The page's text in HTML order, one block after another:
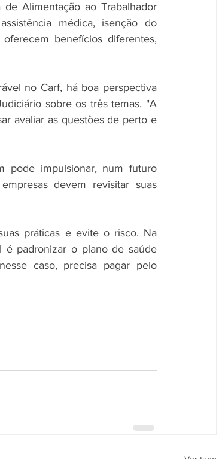
Alimentação ao Trabalhador
médica, isenção do
benefícios diferentes,
no Carf, há boa perspectiva
sobre os três temas. "A
avaliar as questões de perto e
pode impulsionar, num futuro
devem revisitar suas
práticas e evite o risco. Na
é padronizar o plano de saúde
caso, precisa pagar pelo